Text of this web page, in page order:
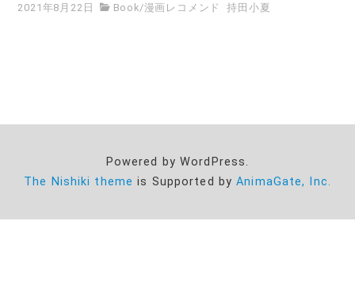
2021年8月22日 Book/漫画レコメンド 持田小夏
Powered by WordPress.
The Nishiki theme is Supported byAnimaGate, Inc.